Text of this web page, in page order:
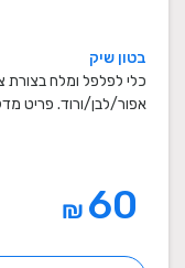
בטון שיק
כלי לפלפל ומלח בצורת
אפור/לבן/ורוד. פריט
₪